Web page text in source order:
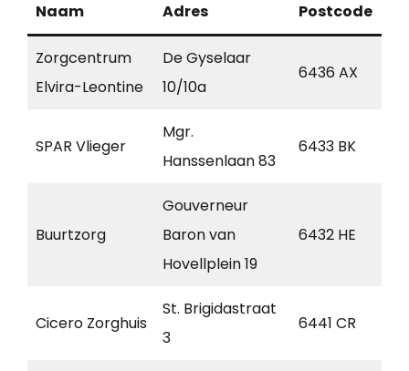
Naam Adres Postcode
Zorgcentrum
Elvira-Leontine
De Gyselaar
10/10a
6436 AX
SPAR Vlieger
Mgr.
Hanssenlaan 83
6433 BK
Buurtzorg
Gouverneur
Baron van
Hovellplein 19
6432 HE
Cicero Zorghuis
St. Brigidastraat
3
6441 CR